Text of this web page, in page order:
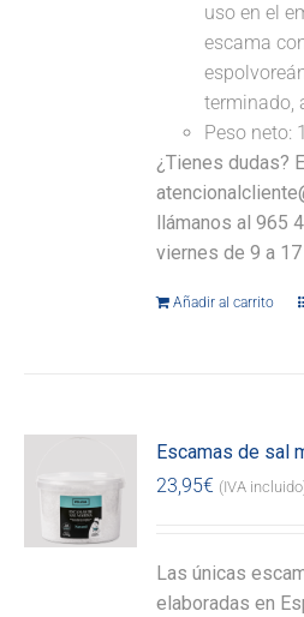
uso en el
escama
terminado,
Peso neto:
¿Tienes dudas?
llámanos al 965
viernes de 9 a 17
Añadir al carrito
Escamas de sal
23,95€ (IVA
Las únicas
elaboradas en